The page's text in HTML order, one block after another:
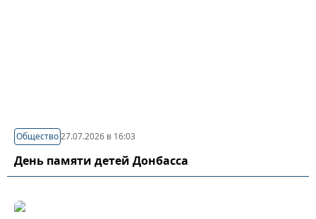
Общество27.07.2026 в 16:03
День памяти детей Донбасса